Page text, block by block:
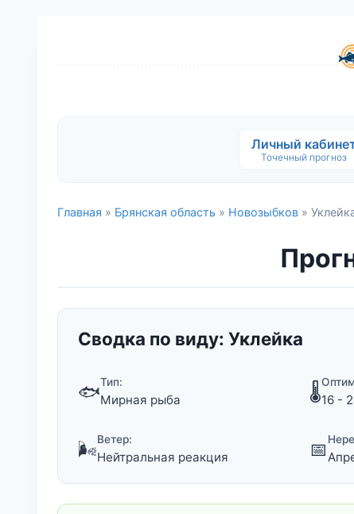
Личный
Точечный прогноз
Главная » Брянская область » Новозыбков »
Сводка по виду: Уклейка
🐟Тип:
Мирная рыба 🌡️16 -
🌬️Ветер:
Нейтральная реакция 📅